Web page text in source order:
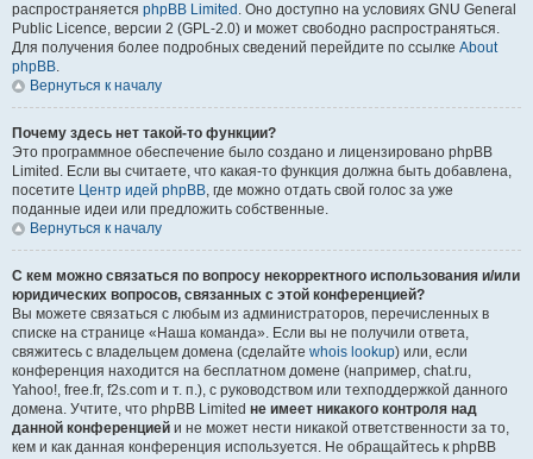
распространяется phpBB Limited . Оно доступно на условиях GNU General
Public Licence, версии 2 (GPL-2.0) и может свободно распространяться.
Для получения более подробных сведений перейдите по ссылке About
phpBB.
Вернуться к началу
Почему здесь нет такой-то функции?
Это программное обеспечение было создано и лицензировано phpBB
Limited. Если вы считаете, что какая-то функция должна быть добавлена,
посетите Центр идей phpBB, где можно отдать свой голос за уже
поданные идеи или предложить собственные.
Вернуться к началу
С кем можно связаться по вопросу некорректного использования и/или
юридических вопросов, связанных с этой конференцией?
Вы можете связаться с любым из администраторов, перечисленных в
списке на странице «Наша команда». Если вы не получили ответа,
свяжитесь с владельцем домена (сделайте whois lookup) или, если
конференция находится на бесплатном домене (например, chat.ru,
Yahoo!, free.fr, f2s.com и т. п.), с руководством или техподдержкой данного
домена. Учтите, что phpBB Limited не имеет никакого контроля над
данной конференцией и не может нести никакой ответственности за то,
кем и как данная конференция используется. Не обращайтесь к phpBB